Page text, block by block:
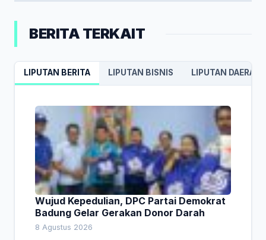
BERITA TERKAIT
LIPUTAN BERITA LIPUTAN BISNIS LIPUTAN DAERAH
Wujud Kepedulian, DPC Partai Demokrat
Badung Gelar Gerakan Donor Darah
8 Agustus 2026